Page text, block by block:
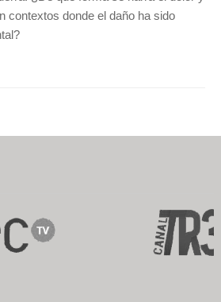
contextos donde el daño ha sido